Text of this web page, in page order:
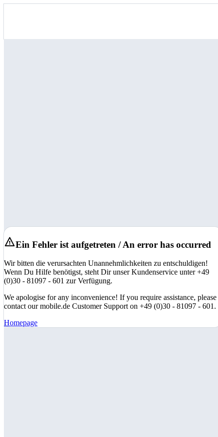
Ein Fehler ist aufgetreten / An error has occurred
Wir bitten die verursachten Unannehmlichkeiten zu entschuldigen!
Wenn Du Hilfe benötigst, steht Dir unser Kundenservice unter +49
(0)30 - 81097 - 601 zur Verfügung.
We apologise for any inconvenience! If you require assistance, please
contact our mobile.de Customer Support on +49 (0)30 - 81097 - 601.
Homepage